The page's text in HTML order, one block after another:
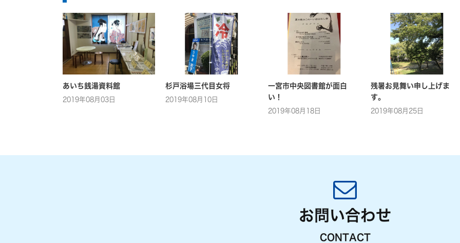
あいち銭湯資料館
2019年08月03日
杉戸浴場三代目女将
2019年08月10日
一宮市中央図書館が面白
い！
2019年08月18日
残暑お見舞い申し上げま
す。
2019年08月25日
お問い合わせ
CONTACT